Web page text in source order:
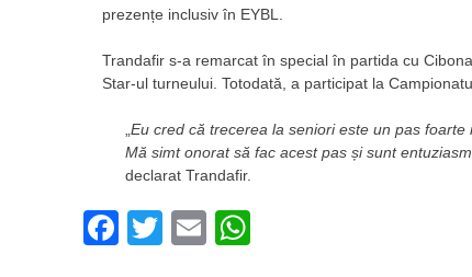
prezențe inclusiv în EYBL.
Trandafir s-a remarcat în special în partida cu
Star-ul turneului. Totodată, a participat la
Eu cred că trecerea la seniori este un pas
Mă simt onorat să fac acest pas și sunt
declarat Trandafir.
Facebook
Twitter
Email